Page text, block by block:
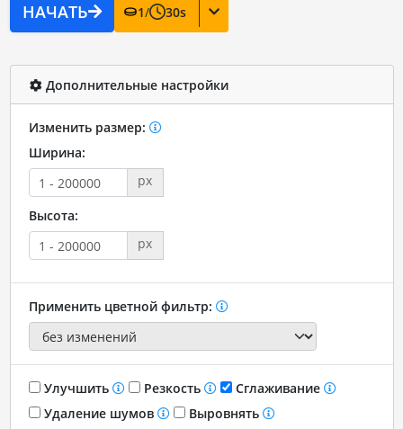
НАЧАТЬ 1/ 30s
Дополнительные настройки
Изменить размер:
Ширина:
px
Высота:
px
Применить цветной фильтр:
Улучшить Резкость
Сглаживание
Удаление шумов
Выровнять